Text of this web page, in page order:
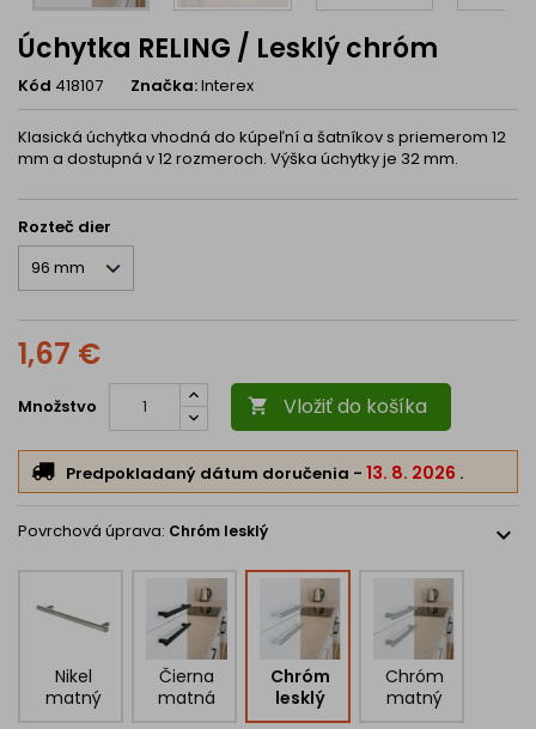
Úchytka RELING / Lesklý chróm
Kód 418107 Značka:Interex
Klasická úchytka vhodná do kúpeľní a šatníkov s priemerom 12
mm a dostupná v 12 rozmeroch. Výška úchytky je 32 mm.
Rozteč dier
1,67 €
Množstvo  Vložiť do košíka
Predpokladaný dátum doručenia - 13. 8. 2026 .
Povrchová úprava: Chróm lesklý expand_more
Nikel
matný
Čierna
matná
Chróm
lesklý
Chróm
matný